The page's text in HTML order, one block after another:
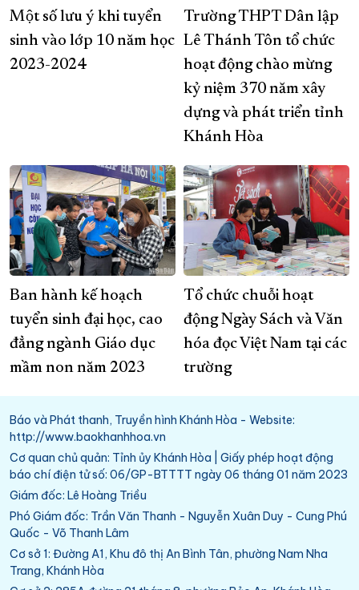
Một số lưu ý khi tuyển
sinh vào lớp 10 năm học
2023-2024
Trường THPT Dân lập
Lê Thánh Tôn tổ chức
hoạt động chào mừng
kỷ niệm 370 năm xây
dựng và phát triển tỉnh
Khánh Hòa
Ban hành kế hoạch
tuyển sinh đại học, cao
đẳng ngành Giáo dục
mầm non năm 2023
Tổ chức chuỗi hoạt
động Ngày Sách và Văn
hóa đọc Việt Nam tại các
trường
Báo và Phát thanh, Truyền hình Khánh Hòa - Website:
http://www.baokhanhhoa.vn
Cơ quan chủ quản: Tỉnh ủy Khánh Hòa | Giấy phép hoạt động
báo chí điện tử số: 06/GP-BTTTT ngày 06 tháng 01 năm 2023
Giám đốc: Lê Hoàng Triều
Phó Giám đốc: Trần Văn Thanh - Nguyễn Xuân Duy - Cung Phú
Quốc - Võ Thanh Lâm
Cơ sở 1: Đường A1, Khu đô thị An Bình Tân, phường Nam Nha
Trang, Khánh Hòa